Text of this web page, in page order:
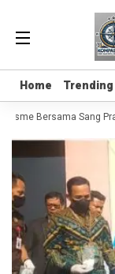
Home Trending
Home Trending
Bersama Sang